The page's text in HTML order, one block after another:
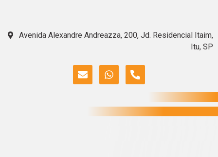
Avenida Alexandre Andreazza, 200, Jd. Residencial Itaim,
Itu, SP